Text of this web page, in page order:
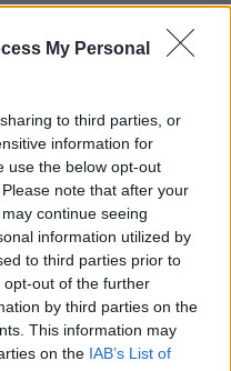
My Personal
to third parties, or
information for
use the below opt-out
note that after your
continue seeing
information utilized by
to third parties prior to
out of the further
by third parties on the
This information may
on the IAB’s List of
dei militari del Nas ha
del Nasha portato alla
di Marina di Pisa
alimentare dell'Ausl
infatti, i militari
e sporco su impianti e
e insetti, oltre aun topo in
trappole posizionate in